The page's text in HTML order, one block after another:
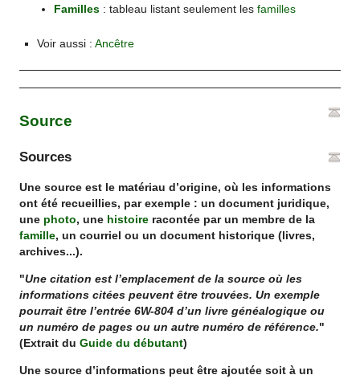
Familles : tableau listant seulement lesfamilles
Voir aussi : Ancêtre
Source
Sources
Une source est le matériau d’origine, où les informations
ont été recueillies, par exemple : un document juridique,
une photo, une histoire racontée par un membre de la
famille, un courriel ou un document historique (livres,
archives...).
"Une citation est l’emplacement de la source où les
informations citées peuvent être trouvées. Un exemple
pourrait être l’entrée 6W-804 d’un livre généalogique ou
un numéro de pages ou un autre numéro de référence."
(Extrait duGuide du débutant)
Une source d’informations peut être ajoutée soit à un